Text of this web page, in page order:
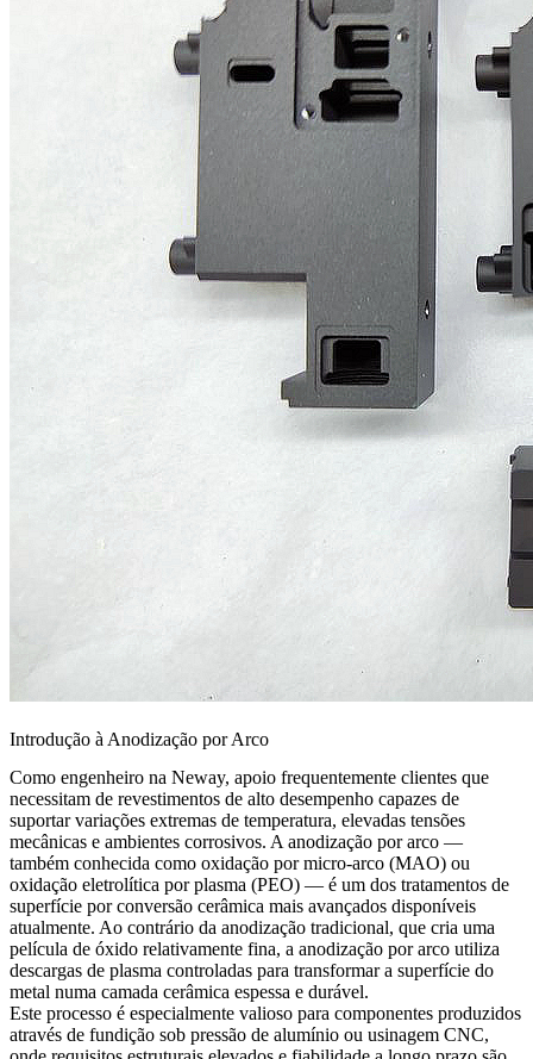
Introdução à Anodização por Arco
Como engenheiro na Neway, apoio frequentemente clientes que
necessitam de revestimentos de alto desempenho capazes de
suportar variações extremas de temperatura, elevadas tensões
mecânicas e ambientes corrosivos. A anodização por arco —
também conhecida como oxidação por micro-arco (MAO) ou
oxidação eletrolítica por plasma (PEO) — é um dos tratamentos de
superfície por conversão cerâmica mais avançados disponíveis
atualmente. Ao contrário da anodização tradicional, que cria uma
película de óxido relativamente fina, a anodização por arco utiliza
descargas de plasma controladas para transformar a superfície do
metal numa camada cerâmica espessa e durável.
Este processo é especialmente valioso para componentes produzidos
através de fundição sob pressão de alumínio ou usinagem CNC,